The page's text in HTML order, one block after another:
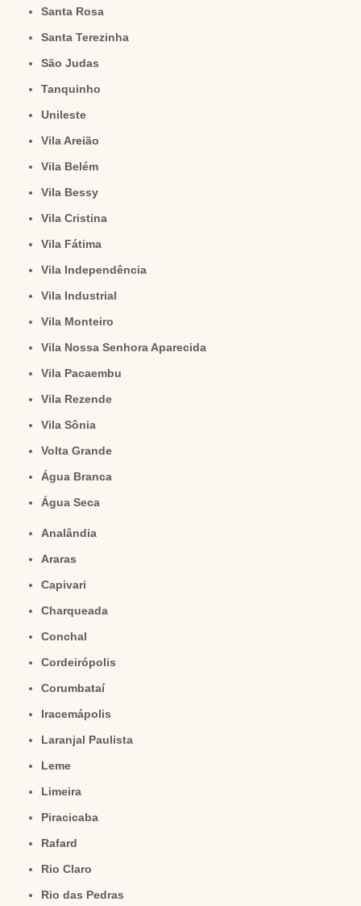
Santa Rosa
Santa Terezinha
São Judas
Tanquinho
Unileste
Vila Areião
Vila Belém
Vila Bessy
Vila Cristina
Vila Fátima
Vila Independência
Vila Industrial
Vila Monteiro
Vila Nossa Senhora Aparecida
Vila Pacaembu
Vila Rezende
Vila Sônia
Volta Grande
Água Branca
Água Seca
Analândia
Araras
Capivari
Charqueada
Conchal
Cordeirópolis
Corumbataí
Iracemápolis
Laranjal Paulista
Leme
Limeira
Piracicaba
Rafard
Rio Claro
Rio das Pedras